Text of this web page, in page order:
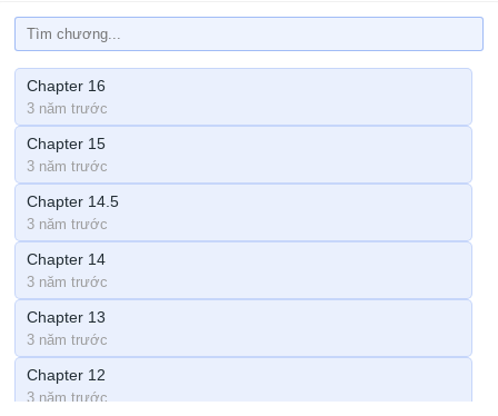
Chapter 16
3 năm trước
Chapter 15
3 năm trước
Chapter 14.5
3 năm trước
Chapter 14
3 năm trước
Chapter 13
3 năm trước
Chapter 12
3 năm trước